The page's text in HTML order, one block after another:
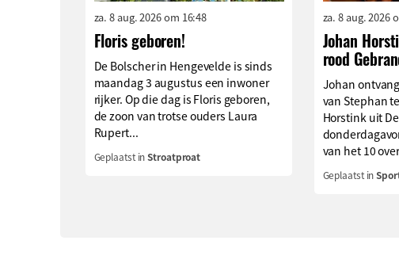
za. 8 aug. 2026 om 16:48
Floris geboren!
De Bolscher in Hengevelde is sinds
maandag 3 augustus een inwoner
rijker. Op die dag is Floris geboren,
de zoon van trotse ouders Laura
Rupert...
Geplaatst inStroatproat
za. 8 aug. 2026
Johan
rood
Johan
van Stephan
Horstink uit
van het 10
Geplaatst in